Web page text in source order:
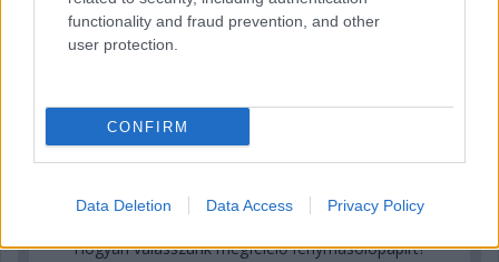
functionality and fraud prevention, and other
user protection.
CONFIRM
Data Deletion Data Access Privacy Policy
Miben más a nyíltvégű lízing?
Hogyan válasszunk megfelelő fénymásolópapírt?